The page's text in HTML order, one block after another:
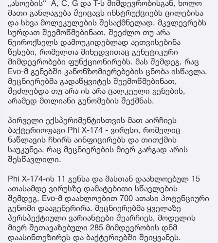
„ასოების“ A, C, G და T-ს მიმდევრობისგან, ხოლო
მათი განლაგება შეიცავს ინსტრუქციებს ცილებისა
და სხვა მოლეკულების შესაქმნელად. მკვლევრებს
სურდათ შეემოწმებინათ, შეეძლო თუ არა
ნეიროქსელს დამოუკიდებლად აეთვისებინა
წესები, რომელთა მიხედვითაც გენეტიკური
მიმდევრობები ფუნქციონირებს. მას შემდეგ, რაც
Evo-მ გენებში კანონზომიერებების ცნობა ისწავლა,
მეცნიერებმა გადაწყვიტეს შეემოწმებინათ,
შეძლებდა თუ არა ის არა ცალკეული გენების,
არამედ მთლიანი გენომების შექმნას.
პირველი ექსპერიმენტისთვის მათ აირჩიეს
ბაქტერიოფაგი Phi X-174 - ვირუსი, რომელიც
ნაწლავის ჩხირს აინფიცირებს და თითქმის
საუკუნეა, რაც მეცნიერების მიერ კარგად არის
შესწავლილი.
Phi X-174-ის 11 გენსა და მასთან დაახლოებულ 15
ათასამდე ვირუსზე დამატებითი სწავლების
შემდეგ, Evo-მ დაახლოებით 700 ათასი პოტენციური
გენომი დააგენერირა. მეცნიერებმა ყველაზე
პერსპექტიული ვარიანტები შეარჩიეს, მოდელის
მიერ შეთავაზებული 285 მიმდევრობის დნმ
დაასინთეზირეს და ბაქტერიებში შეიყვანეს.